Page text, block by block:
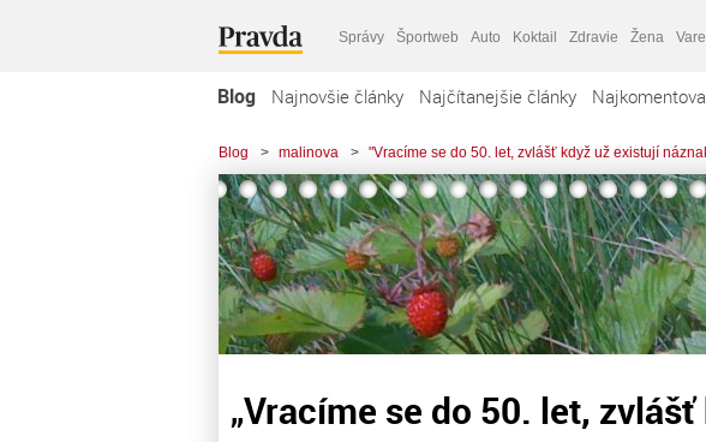
Správy Športweb Auto Koktail Zdravie Žena
Blog Najnovšie články Najčítanejšie články
Blog > malinova > "Vracíme se do 50. let, zvlášť když už existují
„Vracíme se do 50. let,